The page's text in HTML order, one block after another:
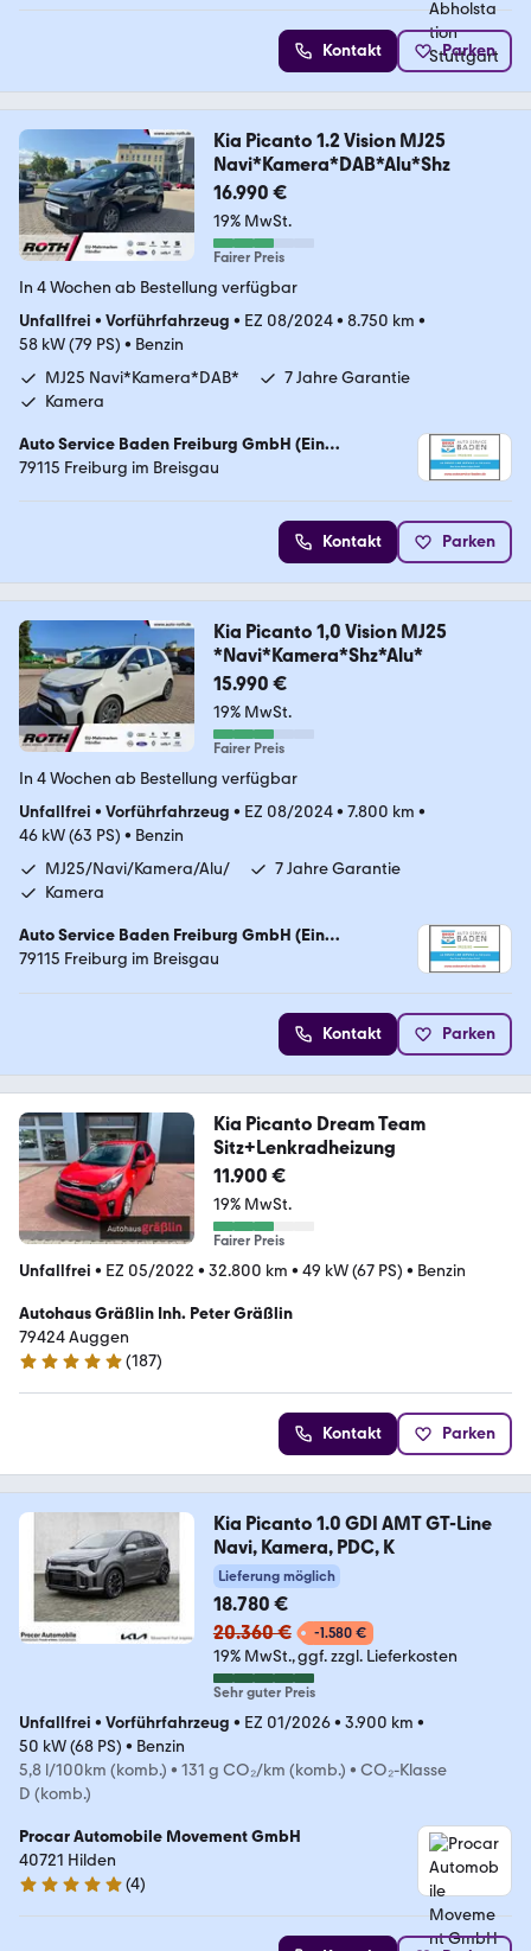
Kontakt Parken
Kia Picanto 1.2 Vision MJ25
Navi*Kamera*DAB*Alu*Shz
16.990 €
19% MwSt.
Fairer Preis
In 4 Wochen ab Bestellung verfügbar
Unfallfrei • Vorführfahrzeug • EZ 08/2024• 8.750 km •
58 kW (79 PS) • Benzin
MJ25 Navi*Kamera*DAB*
7 Jahre Garantie
Kamera
Auto Service Baden Freiburg GmbH (Ein
Unternehmen der Auto Roth Gruppe)
79115 Freiburg im Breisgau
Kontakt Parken
Kia Picanto 1,0 Vision MJ25
*Navi*Kamera*Shz*Alu*
15.990 €
19% MwSt.
Fairer Preis
In 4 Wochen ab Bestellung verfügbar
Unfallfrei • Vorführfahrzeug • EZ 08/2024• 7.800 km •
46 kW (63 PS) • Benzin
MJ25/Navi/Kamera/Alu/
7 Jahre Garantie
Kamera
Auto Service Baden Freiburg GmbH (Ein
Unternehmen der Auto Roth Gruppe)
79115 Freiburg im Breisgau
Kontakt Parken
Kia Picanto Dream Team
Sitz+Lenkradheizung
11.900 €
19% MwSt.
Fairer Preis
Unfallfrei • EZ 05/2022 • 32.800 km • 49 kW (67 PS) • Benzin
Autohaus Gräßlin Inh. Peter Gräßlin
79424 Auggen
4.9 Sterne
(187)
Kontakt Parken
Kia Picanto 1.0 GDI AMT GT-Line
Navi, Kamera, PDC, K
Lieferung möglich
18.780 €
20.360 €
-1.580 €
19% MwSt. ggf. zzgl. Lieferkosten
Sehr guter Preis
Unfallfrei • Vorführfahrzeug • EZ 01/2026• 3.900 km •
50 kW (68 PS) • Benzin
5,8 l/100km (komb.) • 131 g CO₂/km (komb.) • CO₂-Klasse
D (komb.)
Procar Automobile Movement GmbH
40721 Hilden
4.8 Sterne
(4)